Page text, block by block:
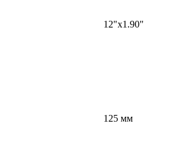
12"x1.90"
125 мм